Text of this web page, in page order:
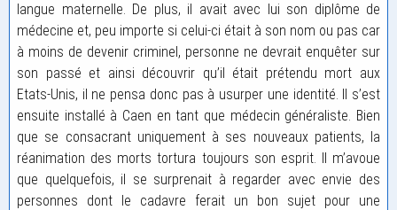
langue maternelle. De plus, il avait avec lui son diplôme de
médecine et, peu importe si celui-ci était à son nom ou pas car
à moins de devenir criminel, personne ne devrait enquêter sur
son passé et ainsi découvrir qu’il était prétendu mort aux
Etats-Unis, il ne pensa donc pas à usurper une identité. Il s’est
ensuite installé à Caen en tant que médecin généraliste. Bien
que se consacrant uniquement à ses nouveaux patients, la
réanimation des morts tortura toujours son esprit. Il m’avoue
que quelquefois, il se surprenait à regarder avec envie des
personnes dont le cadavre ferait un bon sujet pour une